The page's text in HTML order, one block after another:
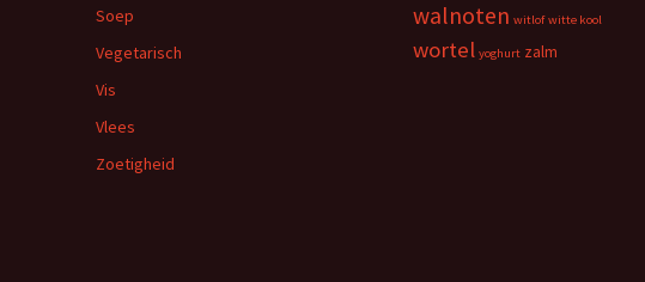
Soep
Vegetarisch
Vis
Vlees
Zoetigheid
walnoten witlof witte kool
wortel yoghurt zalm